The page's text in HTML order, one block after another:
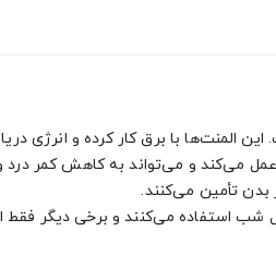
با برق کار کرده و انرژی
می‌کند و می‌تواند به کاهش کمر
بدن تأمین می‌کنند.
استفاده می‌کنند و برخی دیگر فقط